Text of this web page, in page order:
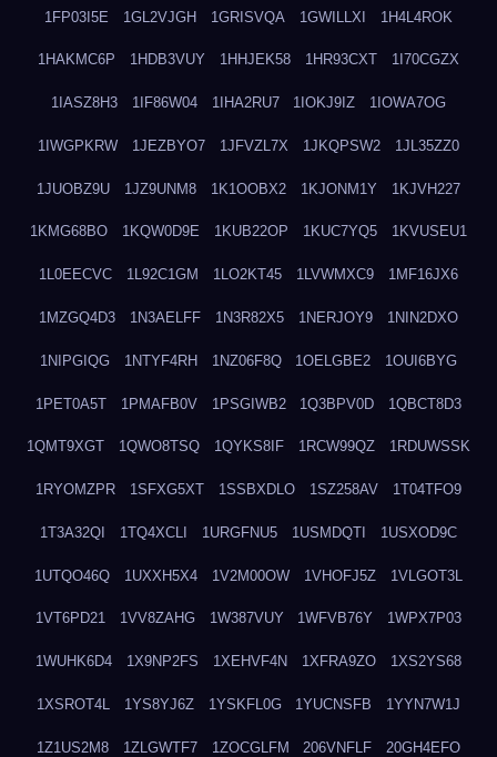
1FP03I5E 1GL2VJGH 1GRISVQA 1GWILLXI 1H4L4ROK
1HAKMC6P 1HDB3VUY 1HHJEK58 1HR93CXT 1I70CGZX
1IASZ8H3 1IF86W04 1IHA2RU7 1IOKJ9IZ 1IOWA7OG
1IWGPKRW 1JEZBYO7 1JFVZL7X 1JKQPSW2 1JL35ZZ0
1JUOBZ9U 1JZ9UNM8 1K1OOBX2 1KJONM1Y 1KJVH227
1KMG68BO 1KQW0D9E 1KUB22OP 1KUC7YQ5 1KVUSEU1
1L0EECVC 1L92C1GM 1LO2KT45 1LVWMXC9 1MF16JX6
1MZGQ4D3 1N3AELFF 1N3R82X5 1NERJOY9 1NIN2DXO
1NIPGIQG 1NTYF4RH 1NZ06F8Q 1OELGBE2 1OUI6BYG
1PET0A5T 1PMAFB0V 1PSGIWB2 1Q3BPV0D 1QBCT8D3
1QMT9XGT 1QWO8TSQ 1QYKS8IF 1RCW99QZ 1RDUWSSK
1RYOMZPR 1SFXG5XT 1SSBXDLO 1SZ258AV 1T04TFO9
1T3A32QI 1TQ4XCLI 1URGFNU5 1USMDQTI 1USXOD9C
1UTQO46Q 1UXXH5X4 1V2M00OW 1VHOFJ5Z 1VLGOT3L
1VT6PD21 1VV8ZAHG 1W387VUY 1WFVB76Y 1WPX7P03
1WUHK6D4 1X9NP2FS 1XEHVF4N 1XFRA9ZO 1XS2YS68
1XSROT4L 1YS8YJ6Z 1YSKFL0G 1YUCNSFB 1YYN7W1J
1Z1US2M8 1ZLGWTF7 1ZOCGLFM 206VNFLF 20GH4EFO